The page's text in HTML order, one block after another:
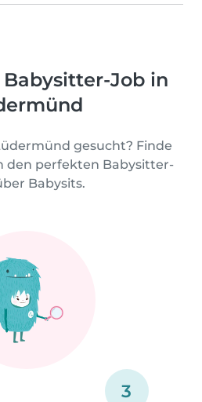
Job in
gesucht? Finde
den perfekten Babysitter-
Babysits.
3